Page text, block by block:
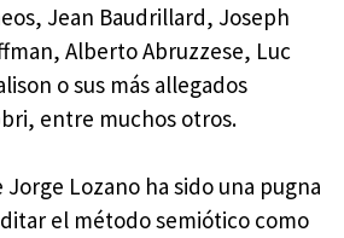
Jean Baudrillard, Joseph
Alberto Abruzzese, Luc
o sus más allegados
entre muchos otros.
Jorge Lozano ha sido una pugna
el método semiótico como